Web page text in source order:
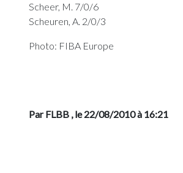
Scheer, M. 7/0/6
Scheuren, A. 2/0/3
Photo: FIBA Europe
Par FLBB , le 22/08/2010 à 16:21